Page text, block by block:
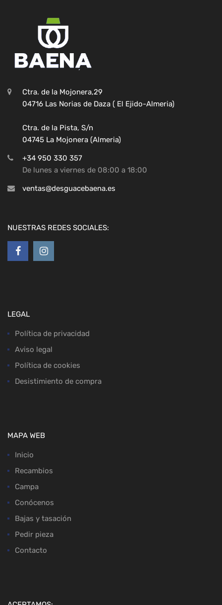
Ctra. de la Mojonera,29
04716 Las Norias de Daza ( El Ejido-Almeria)
Ctra. de la Pista, S/n
04745 La Mojonera (Almeria)
+34 950 330 357
De lunes a viernes de 08:00 a 18:00
ventas@desguacebaena.es
NUESTRAS REDES SOCIALES:
LEGAL
Política de privacidad
Aviso legal
Política de cookies
Desistimiento de compra
MAPA WEB
Inicio
Recambios
Campa
Conócenos
Bajas y tasación
Pedir pieza
Contacto